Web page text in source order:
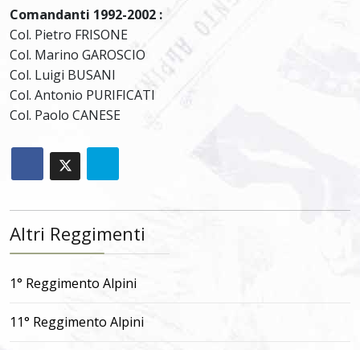
Comandanti 1992-2002 :
Col. Pietro FRISONE
Col. Marino GAROSCIO
Col. Luigi BUSANI
Col. Antonio PURIFICATI
Col. Paolo CANESE
Altri Reggimenti
1° Reggimento Alpini
11° Reggimento Alpini